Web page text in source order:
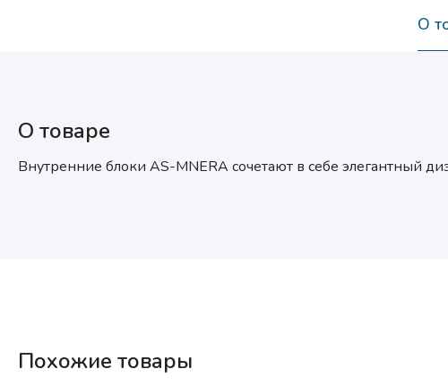
О
О товаре
Внутренние блоки AS-MNERA сочетают в себе элегантный
Похожие товары